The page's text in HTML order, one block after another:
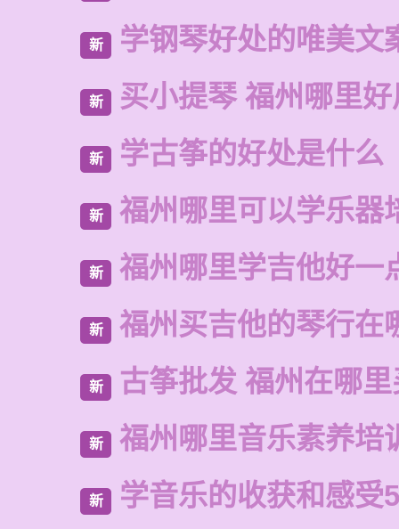
新 学钢琴好处的唯美文
新 买小提琴 福州哪里
新 学古筝的好处是什么
新 福州哪里可以学乐器
新 福州哪里学吉他好一
新 福州买吉他的琴行在
新 古筝批发 福州在哪
新 福州哪里音乐素养培
新 学音乐的收获和感受